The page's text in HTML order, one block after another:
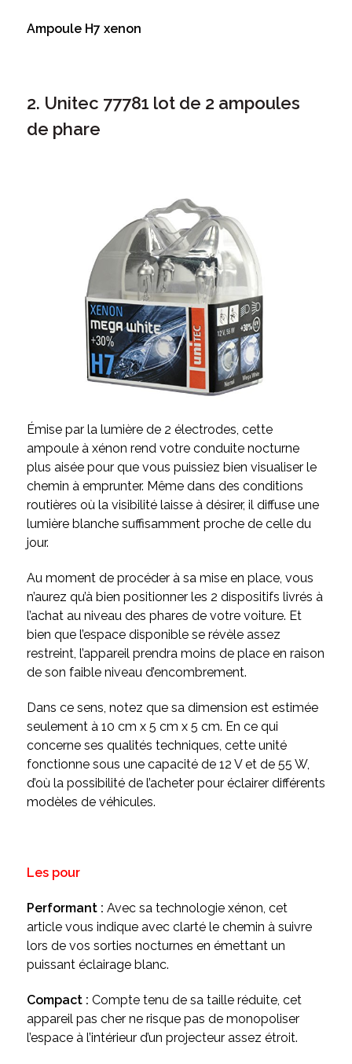
Ampoule H7 xenon
2. Unitec 77781 lot de 2 ampoules
de phare
Émise par la lumière de 2 électrodes, cette
ampoule à xénon rend votre conduite nocturne
plus aisée pour que vous puissiez bien visualiser le
chemin à emprunter. Même dans des conditions
routières où la visibilité laisse à désirer, il diffuse une
lumière blanche suffisamment proche de celle du
jour.
Au moment de procéder à sa mise en place, vous
n’aurez qu’à bien positionner les 2 dispositifs livrés à
l’achat au niveau des phares de votre voiture. Et
bien que l’espace disponible se révèle assez
restreint, l’appareil prendra moins de place en raison
de son faible niveau d’encombrement.
Dans ce sens, notez que sa dimension est estimée
seulement à 10 cm x 5 cm x 5 cm. En ce qui
concerne ses qualités techniques, cette unité
fonctionne sous une capacité de 12 V et de 55 W,
d’où la possibilité de l’acheter pour éclairer différents
modèles de véhicules.
Les pour
Performant : Avec sa technologie xénon, cet
article vous indique avec clarté le chemin à suivre
lors de vos sorties nocturnes en émettant un
puissant éclairage blanc.
Compact : Compte tenu de sa taille réduite, cet
appareil pas cher ne risque pas de monopoliser
l’espace à l’intérieur d’un projecteur assez étroit.